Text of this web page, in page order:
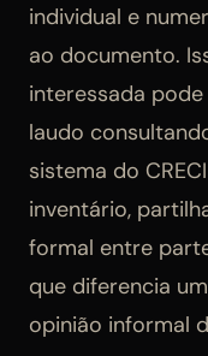
individual e
ao documento.
interessada
laudo
sistema do
inventário,
formal entre
que diferencia
opinião informal